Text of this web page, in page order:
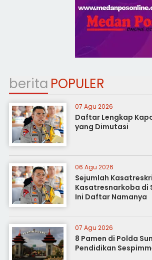
berita POPULER
07 Agu 2026
Daftar Lengkap
yang Dimutasi
06 Agu 2026
Sejumlah
Kasatresnarkoba di
Ini Daftar Namanya
07 Agu 2026
8 Pamen di Polda
Pendidikan